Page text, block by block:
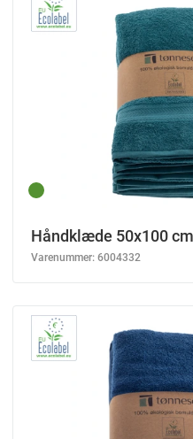
Håndklæde 50x100
Varenummer: 6004332